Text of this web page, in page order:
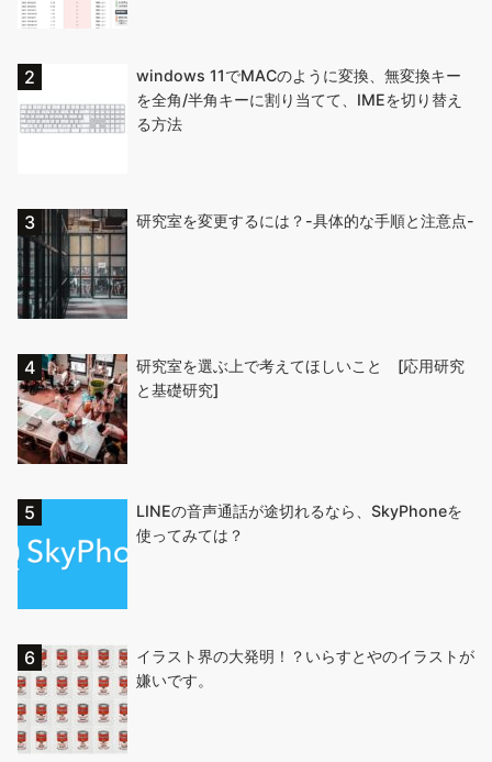
windows 11でMACのように変換、無変換キー
を全角/半角キーに割り当てて、IMEを切り替え
る方法
研究室を変更するには？-具体的な手順と注意点-
研究室を選ぶ上で考えてほしいこと [応用研究
と基礎研究]
LINEの音声通話が途切れるなら、SkyPhoneを
使ってみては？
イラスト界の大発明！？いらすとやのイラストが
嫌いです。